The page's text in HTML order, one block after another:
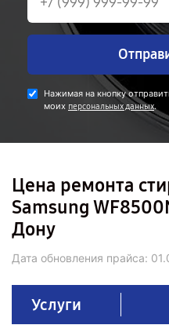
Нажимая на кнопку
моих персональных данных.
Цена ремонта
Samsung
Дону
Дата обновления прайса:
Услуги